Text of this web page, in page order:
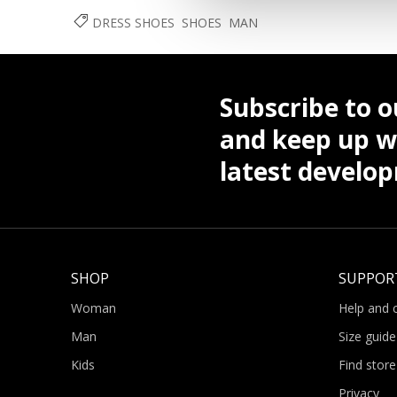
DRESS SHOES SHOES MAN
Subscribe to
and keep up
latest
SHOP
Woman
Man
Kids
Help and
Size guide
Find store
Privacy